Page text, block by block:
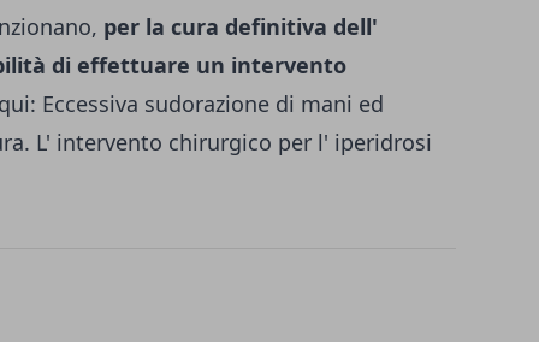
per la cura definitiva dell'
di effettuare un intervento
Eccessiva sudorazione di mani ed
L' intervento chirurgico per l' iperidrosi